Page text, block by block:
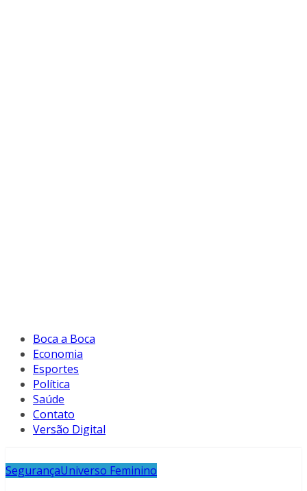
Boca a Boca
Economia
Esportes
Política
Saúde
Contato
Versão Digital
SegurançaUniverso Feminino